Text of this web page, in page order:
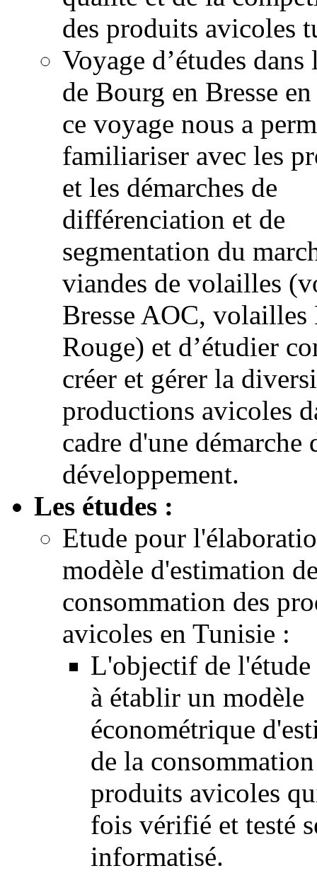
des produits avicoles
Voyage d’études
de Bourg en Bresse
ce voyage nous a
familiariser avec les
et les démarches de
différenciation et de
segmentation du
viandes de volailles
Bresse AOC, volailles
Rouge) et d’étudier
créer et gérer la
productions avicoles
cadre d'une démarche
développement.
Les études :
Etude pour
modèle d'estimation
consommation des
avicoles en Tunisie :
L'objectif de l'étude
à établir un modèle
économétrique
de la
produits avicoles
fois vérifié et testé
informatisé.